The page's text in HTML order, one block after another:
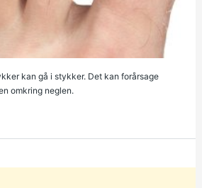
kan gå i stykker. Det kan forårsage
omkring neglen.